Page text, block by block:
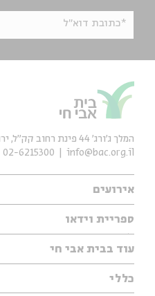
*כתובת דוא"ל
אירועים
עיון
אנגלית
נוער
ספריית וידאו
ילדים
מוזיקה
עיון
מיוחדים
עוד בבית אבי חי
תערוכות
מיוחדים
כללי
המלך ג'ורג' 44 פינת רחוב קק״ל, ירושלים
info@bac.org.il
02-6215300